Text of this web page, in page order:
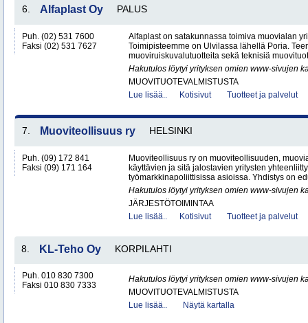
6. Alfaplast Oy PALUS
Puh. (02) 531 7600
Faksi (02) 531 7627
Alfaplast on satakunnassa toimiva muovialan
Toimipisteemme on Ulvilassa lähellä Poria.
muoviruiskuvalutuotteita sekä teknisiä
Hakutulos löytyi yrityksen omien www-sivujen
MUOVITUOTEVALMISTUSTA
Lue lisää..
Kotisivut Tuotteet ja palvelut
7. Muoviteollisuus ry HELSINKI
Puh. (09) 172 841
Faksi (09) 171 164
Muoviteollisuus ry on muoviteollisuuden,
käyttävien ja sitä jalostavien yritysten
työmarkkinapoliittisissa asioissa. Yhdistys on
Hakutulos löytyi yrityksen omien www-sivujen
JÄRJESTÖTOIMINTAA
Lue lisää..
Kotisivut Tuotteet ja palvelut
8. KL-Teho Oy KORPILAHTI
Puh. 010 830 7300
Faksi 010 830 7333
Hakutulos löytyi yrityksen omien www-sivujen
MUOVITUOTEVALMISTUSTA
Lue lisää..
Näytä kartalla